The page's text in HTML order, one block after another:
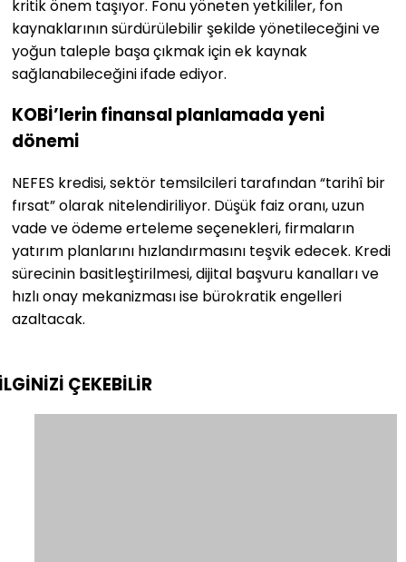
kritik önem taşıyor. Fonu yöneten yetkililer, fon
kaynaklarının sürdürülebilir şekilde yönetileceğini ve
yoğun taleple başa çıkmak için ek kaynak
sağlanabileceğini ifade ediyor.
KOBİ’lerin finansal planlamada yeni
dönemi
NEFES kredisi, sektör temsilcileri tarafından “tarihî bir
fırsat” olarak nitelendiriliyor. Düşük faiz oranı, uzun
vade ve ödeme erteleme seçenekleri, firmaların
yatırım planlarını hızlandırmasını teşvik edecek. Kredi
sürecinin basitleştirilmesi, dijital başvuru kanalları ve
hızlı onay mekanizması ise bürokratik engelleri
azaltacak.
ÇEKEBİLİR